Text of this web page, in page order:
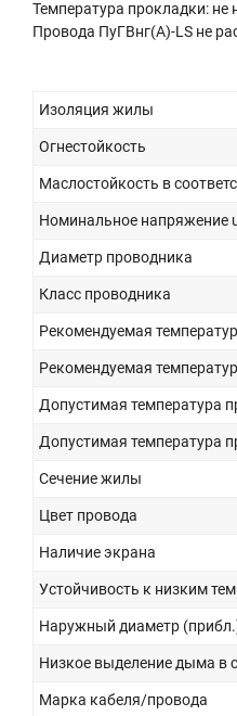
Температура прокладки: не
Провода ПуГВнг(А)-LS не
Изоляция жилы
Огнестойкость
Маслостойкость в
Номинальное напряжение
Диаметр проводника
Класс проводника
Рекомендуемая
Рекомендуемая
Допустимая температура
Допустимая температура
Сечение жилы
Цвет провода
Наличие экрана
Устойчивость к низким
Наружный диаметр
Низкое выделение дыма в
Марка кабеля/провода